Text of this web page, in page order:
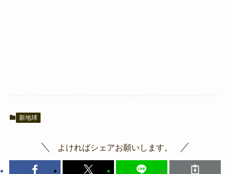
新地球
よければシェアお願いします。